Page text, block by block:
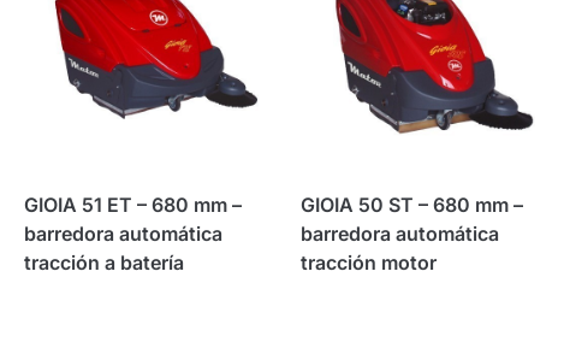
GIOIA 51 ET – 680 mm –
barredora automática
tracción a batería
GIOIA 50 ST – 680 mm –
barredora automática
tracción motor